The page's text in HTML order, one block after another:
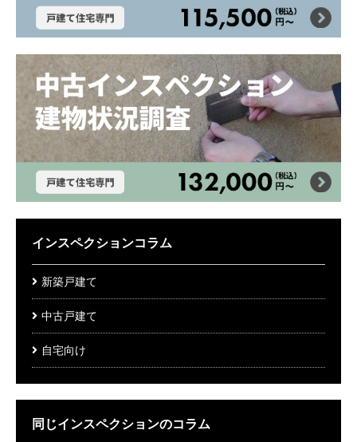
インスペクションコラム
新築戸建て
中古戸建て
自宅向け
同じインスペクションのコラム